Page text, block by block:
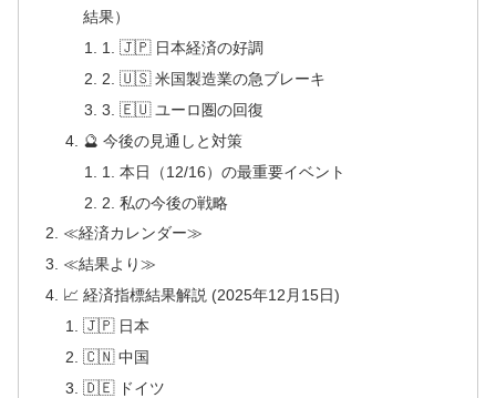
結果）
1. 🇯🇵 日本経済の好調
2. 🇺🇸 米国製造業の急ブレーキ
3. 🇪🇺 ユーロ圏の回復
🔮 今後の見通しと対策
1. 本日（12/16）の最重要イベント
2. 私の今後の戦略
≪経済カレンダー≫
≪結果より≫
📈 経済指標結果解説 (2025年12月15日)
🇯🇵 日本
🇨🇳 中国
🇩🇪 ドイツ